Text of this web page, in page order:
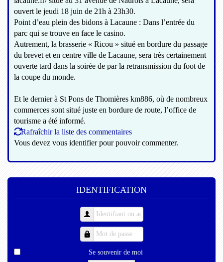
ouvert le jeudi 18 juin de 21h à 23h30.
Point d’eau plein des bidons à Lacaune : Dans l’entrée du
parc qui se trouve en face le casino.
Autrement, la brasserie « Ricou » situé en bordure du passage
du brevet et en centre ville de Lacaune, sera très certainement
ouverte tard dans la soirée de par la retransmission du foot de
la coupe du monde.
Et le dernier à St Pons de Thomières km886, où de nombreux
commerces sont situé juste en bordure de route, l’office de
tourisme a été informé.
Rafraîchir la liste des commentaires
Vous devez vous identifier pour pouvoir commenter.
IDENTIFICATION
Se souvenir de moi